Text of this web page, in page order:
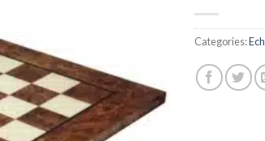
Categories: